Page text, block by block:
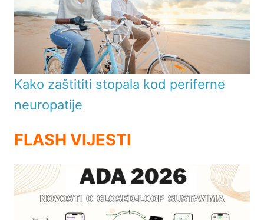
Kako zaštititi stopala kod periferne
neuropatije
FLASH VIJESTI